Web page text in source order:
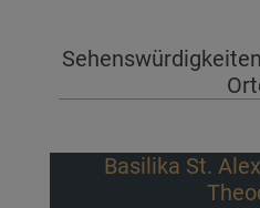
Basilika St.